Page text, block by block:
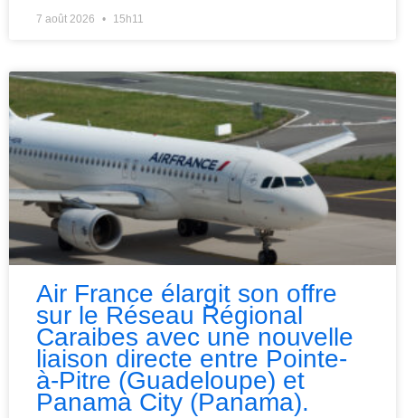
7 août 2026 15h11
Air France élargit son offre
sur le Réseau Régional
Caraibes avec une nouvelle
liaison directe entre Pointe-
à-Pitre (Guadeloupe) et
Panama City (Panama).